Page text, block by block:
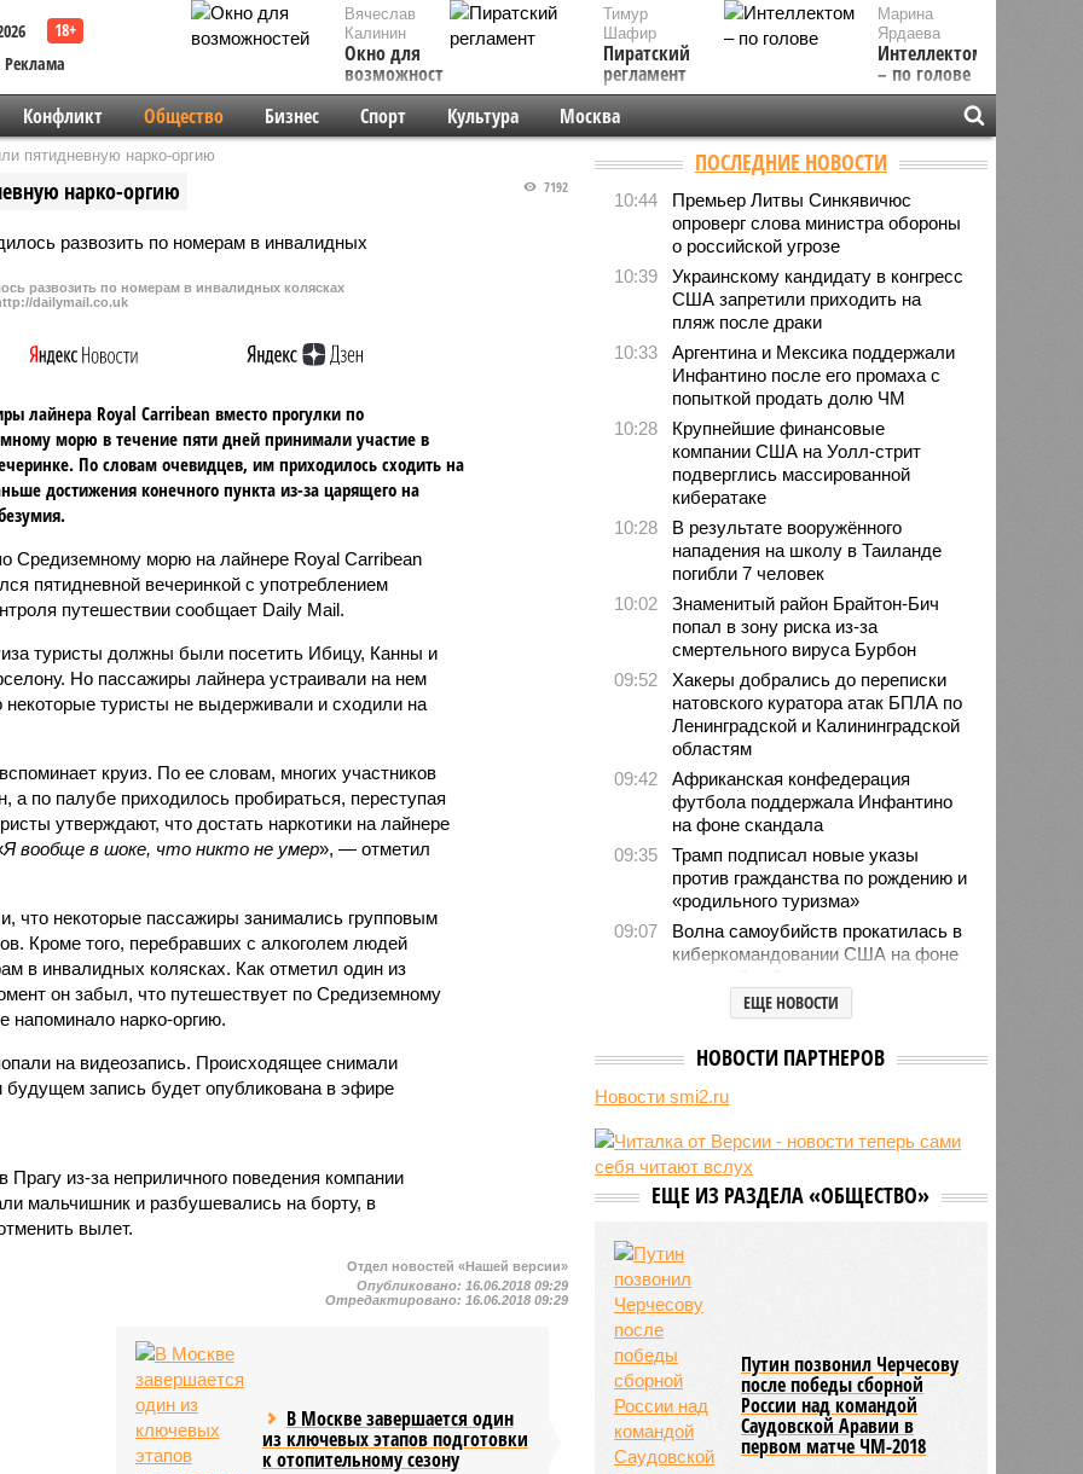
Реклама
Вячеслав
Калинин
Окно для
возможностей
Марина
Ярдаева
Интеллектом
– по голове
Тимур
Шафир
Пиратский
регламент
Конфликт Общество Бизнес Спорт Культура Москва
пятидневную нарко-оргию
нарко-оргию 7192
развозить по номерам в инвалидных колясках
dailymail.co.uk
лайнера Royal Carribean вместо прогулки по
морю в течение пяти дней принимали участие в
По словам очевидцев, им приходилось сходить на
достижения конечного пункта из-за царящего на
Средиземному морю на лайнере Royal Carribean
пятидневной вечеринкой с употреблением
путешествии сообщает Daily Mail.
туристы должны были посетить Ибицу, Канны и
Но пассажиры лайнера устраивали на нем
некоторые туристы не выдерживали и сходили на
круиз. По ее словам, многих участников
а по палубе приходилось пробираться, переступая
утверждают, что достать наркотики на лайнере
Я вообще в шоке, что никто не умер», — отметил
что некоторые пассажиры занимались групповым
Кроме того, перебравших с алкоголем людей
в инвалидных колясках. Как отметил один из
он забыл, что путешествует по Средиземному
напоминало нарко-оргию.
на видеозапись. Происходящее снимали
запись будет опубликована в эфире
из-за неприличного поведения компании
мальчишник и разбушевались на борту, в
вылет.
Отдел новостей «Нашей версии»
Опубликовано: 16.06.2018 09:29
Отредактировано: 16.06.2018 09:29
В Москве завершается один
из ключевых этапов подготовки
к отопительному сезону
ПОСЛЕДНИЕ НОВОСТИ
10:44
Премьер Литвы Синкявичюс
опроверг слова министра обороны
о российской угрозе
10:39
Украинскому кандидату в конгресс
США запретили приходить на
пляж после драки
10:33
Аргентина и Мексика поддержали
Инфантино после его промаха с
попыткой продать долю ЧМ
10:28
Крупнейшие финансовые
компании США на Уолл-стрит
подверглись массированной
кибератаке
10:28
В результате вооружённого
нападения на школу в Таиланде
погибли 7 человек
10:02
Знаменитый район Брайтон-Бич
попал в зону риска из-за
смертельного вируса Бурбон
09:52
Хакеры добрались до переписки
натовского куратора атак БПЛА по
Ленинградской и Калининградской
областям
09:42
Африканская конфедерация
футбола поддержала Инфантино
на фоне скандала
09:35
Трамп подписал новые указы
против гражданства по рождению и
«родильного туризма»
09:07
Волна самоубийств прокатилась в
киберкомандовании США на фоне
В Румынии заявили о неготовности
06/08
Матвиенко: россиянам могут
Армению
06/08
Пьяный поляк жестоко избил двух
соотечественников, перепутав их с
украинцами
Эксперт оценил будущее
искусственного интеллекта
06/08
Трамп рассказал о своём
отношении к главе Пентагона
ЕЩЕ НОВОСТИ
НОВОСТИ ПАРТНЕРОВ
Новости smi2.ru
ЕЩЕ ИЗ РАЗДЕЛА «ОБЩЕСТВО»
Путин позвонил Черчесову
после победы сборной
России над командой
Саудовской Аравии в
первом матче ЧМ-2018